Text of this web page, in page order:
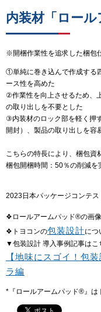
内装材「ロー
※開梱作業性を追求した梱包
①単純に巻き込んで作成する
ース性を高めた
②作業性を向上させるため、
の取り出しを不要とした
③内装材のロック部を軽く押
開封）、製品の取り出しを容
こちらの特長により、梱包資
梱包開梱時間：50％の削減を
2023日本パッケージコンテ
❖ロールアームパッド®の画
❖トヨコンの包装設計につ
▼包装設計 導入事例記事はこ
【地味にスゴイ！包
ラ編
*『ロールアームパッド®』は